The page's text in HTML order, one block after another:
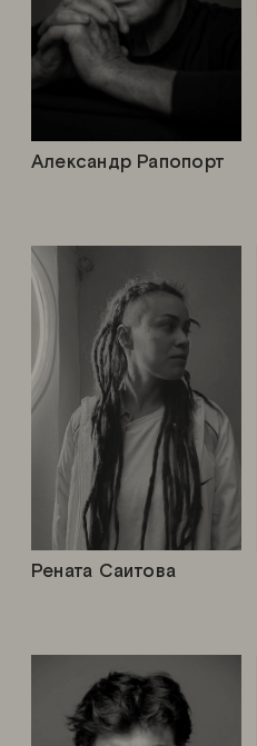
Александр Рапопорт
Рената Саитова